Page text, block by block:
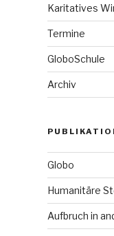
Karitatives
Termine
GloboSchule
Archiv
Globo
Humanitäre
Aufbruch in